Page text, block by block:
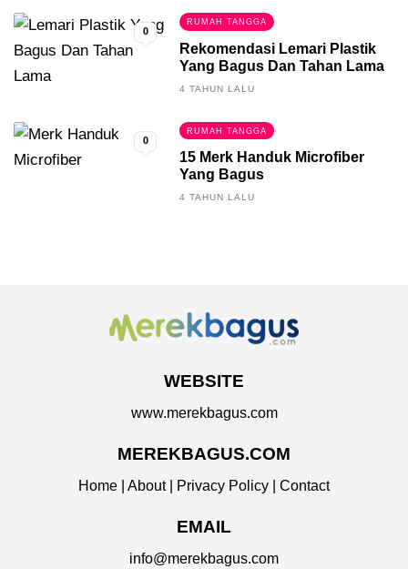
0
RUMAH TANGGA
Rekomendasi Lemari Plastik
Yang Bagus Dan Tahan Lama
4 TAHUN LALU
0
RUMAH TANGGA
15 Merk Handuk Microfiber
Yang Bagus
4 TAHUN LALU
WEBSITE
www.merekbagus.com
MEREKBAGUS.COM
Home About| Privacy Policy Contact
EMAIL
info@merekbagus.com